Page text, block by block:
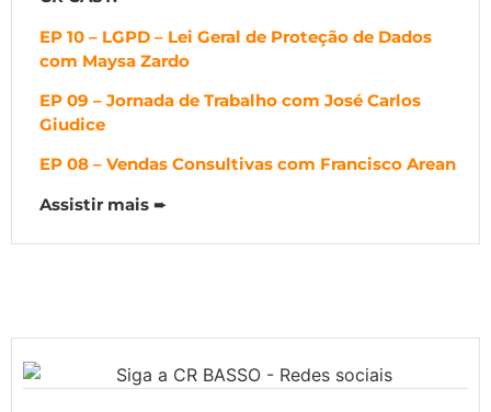
EP 10 – LGPD – Lei Geral de Proteção de Dados
com Maysa Zardo
EP 09 – Jornada de Trabalho com José Carlos
Giudice
EP 08 – Vendas Consultivas com Francisco Arean
Assistir mais ➨